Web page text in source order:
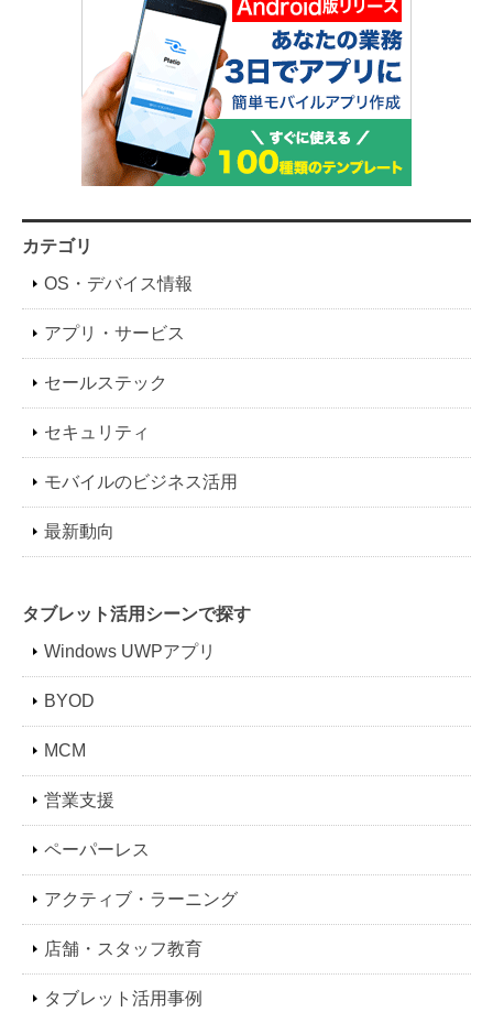
カテゴリ
OS・デバイス情報
アプリ・サービス
セールステック
セキュリティ
モバイルのビジネス活用
最新動向
タブレット活用シーンで探す
Windows UWPアプリ
BYOD
MCM
営業支援
ペーパーレス
アクティブ・ラーニング
店舗・スタッフ教育
タブレット活用事例